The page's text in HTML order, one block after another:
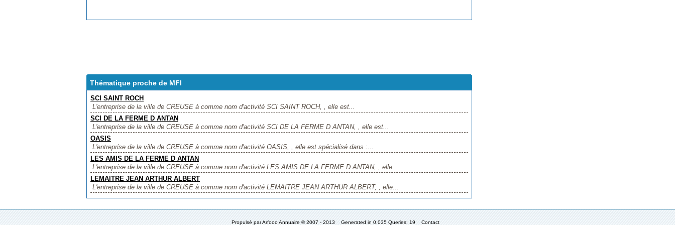
Thématique proche de MFI
SCI SAINT ROCH
L'entreprise de la ville de CREUSE à comme nom d'activité SCI SAINT ROCH, , elle est...
SCI DE LA FERME D ANTAN
L'entreprise de la ville de CREUSE à comme nom d'activité SCI DE LA FERME D ANTAN, , elle est...
OASIS
L'entreprise de la ville de CREUSE à comme nom d'activité OASIS, , elle est spécialisé dans :...
LES AMIS DE LA FERME D ANTAN
L'entreprise de la ville de CREUSE à comme nom d'activité LES AMIS DE LA FERME D ANTAN, , elle...
LEMAITRE JEAN ARTHUR ALBERT
L'entreprise de la ville de CREUSE à comme nom d'activité LEMAITRE JEAN ARTHUR ALBERT, , elle...
Propulsé parArfooo Annuaire© 2007 - 2013 Generated in 0.035 Queries: 19 Contact